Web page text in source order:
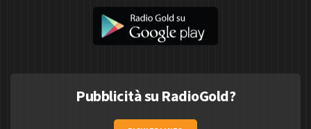
Pubblicità su RadioGold?